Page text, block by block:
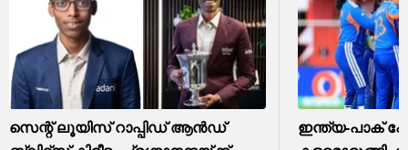
സെന്റ് ലൂയിസ് റാപ്പിഡ് ആൻഡ്
ഇന്ത്യ-പാക്